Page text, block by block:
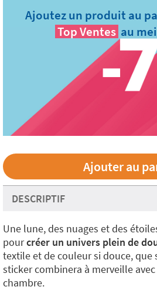
Ajoutez un produit au
Top Ventes au
DESCRIPTIF
Une lune, des nuages et des
pourcréer un univers plein de
textile et de couleur si douce, que
sticker combinera à merveille
chambre.